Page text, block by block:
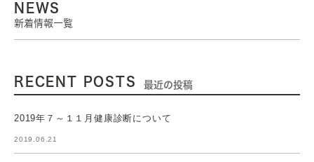
NEWS
新着情報一覧
RECENT POSTS 最近の投稿
2019年７～１１月健康診断について
2019.06.21